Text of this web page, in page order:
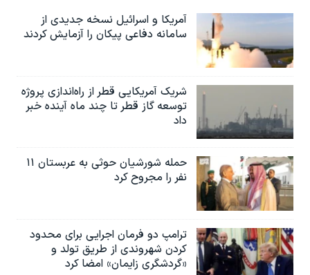
آمریکا و اسرائیل نسخه جدیدی از
سامانه دفاعی پیکان را آزمایش کردند
شریک آمریکایی قطر از راه‌اندازی پروژه
توسعه گاز قطر تا چند ماه آینده خبر
داد
حمله شورشیان حوثی به عربستان ۱۱
نفر را مجروح کرد
ترامپ دو فرمان اجرایی برای محدود
کردن شهروندی از طریق تولد و
«گردشگری زایمان» امضا کرد